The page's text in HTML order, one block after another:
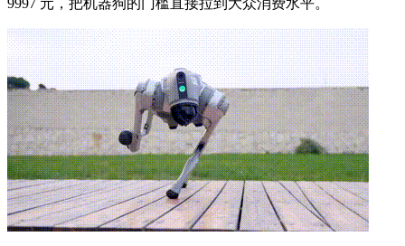
9997 元，把机器狗的门槛直接拉到大众消费水平。